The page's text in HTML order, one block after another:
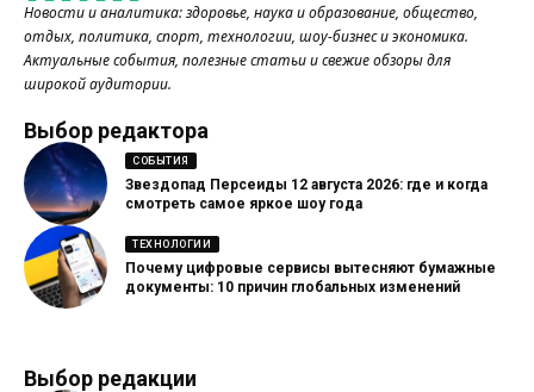
Новости и аналитика: здоровье, наука и образование, общество,
отдых, политика, спорт, технологии, шоу-бизнес и экономика.
Актуальные события, полезные статьи и свежие обзоры для
широкой аудитории.
Выбор редактора
СОБЫТИЯ
Звездопад Персеиды 12 августа 2026: где и когда
смотреть самое яркое шоу года
ТЕХНОЛОГИИ
Почему цифровые сервисы вытесняют бумажные
документы: 10 причин глобальных изменений
Выбор редакции